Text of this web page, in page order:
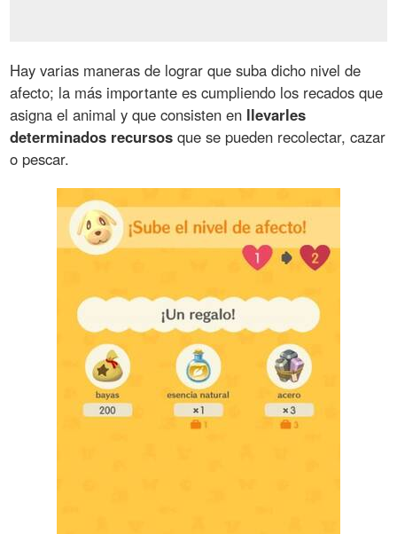
Hay varias maneras de lograr que suba dicho nivel de
afecto; la más importante es cumpliendo los recados que
asigna el animal y que consisten en llevarles
determinados recursos que se pueden recolectar, cazar
o pescar.